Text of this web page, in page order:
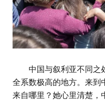
中国与叙利亚不同之
全系数极高的地方。来到
来自哪里？她心里清楚，